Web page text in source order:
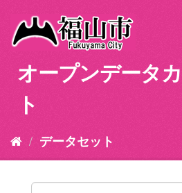
オープンデータ
ト
データセット